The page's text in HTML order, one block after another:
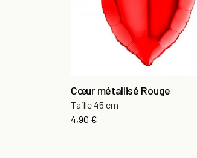
Cœur métallisé Rouge
Taille 45 cm
Prix
4,90 €